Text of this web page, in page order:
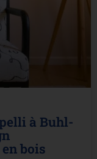
à Buhl-
bois